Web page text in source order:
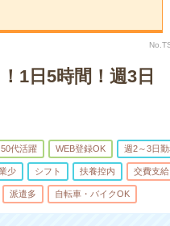
1日5時間！週3日
代活躍 WEB登録OK 週2～3日
少 シフト 扶養控内 交費支給
派遣多 自転車・バイクOK